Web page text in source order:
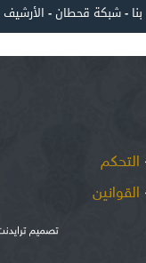
-شبكة قحطان- الأرشيف
التحكم
القوانين